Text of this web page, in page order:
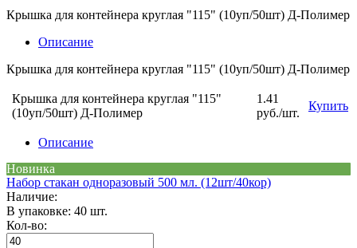
Крышка для контейнера круглая "115" (10уп/50шт) Д-Полимер
Описание
Крышка для контейнера круглая "115" (10уп/50шт) Д-Полимер
Крышка для контейнера круглая "115"
(10уп/50шт) Д-Полимер
1.41
руб./шт.
Купить
Описание
Новинка
Набор стакан одноразовый 500 мл. (12шт/40кор)
Наличие:
В упаковке: 40 шт.
Кол-во: